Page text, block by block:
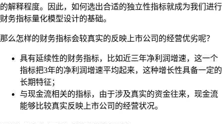
的解释程度。因此，如何选出合适的独立性指标就成为我们进行
财务指标量化模型设计的基础。
那么怎样的财务指标会较真实的反映上市公司的经营优劣呢？
具有延续性的财务指标，比如近三年净利润增速，这一个
指标把3年的净利润增速平均起来，这种增长性具备一定的
长期特征；
与现金流相关的指标，由于涉及真实的资金往来，现金流
能够比较真实反映上市公司的经营状况。